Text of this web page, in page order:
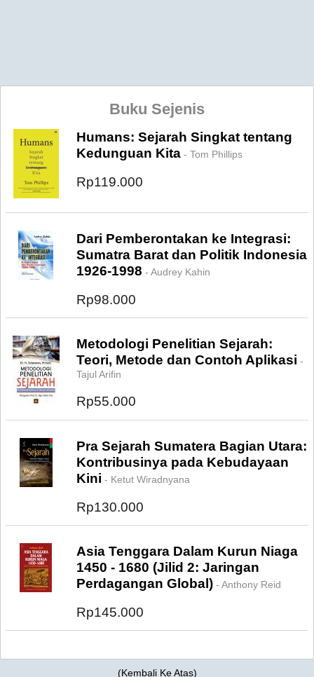
Buku Sejenis
Humans: Sejarah Singkat tentang
Kedunguan Kita - Tom Phillips
Rp119.000
Dari Pemberontakan ke Integrasi:
Sumatra Barat dan Politik Indonesia
1926-1998 - Audrey Kahin
Rp98.000
Metodologi Penelitian Sejarah:
Teori, Metode dan Contoh Aplikasi -
Tajul Arifin
Rp55.000
Pra Sejarah Sumatera Bagian Utara:
Kontribusinya pada Kebudayaan
Kini - Ketut Wiradnyana
Rp130.000
Asia Tenggara Dalam Kurun Niaga
1450 - 1680 (Jilid 2: Jaringan
Perdagangan Global) - Anthony Reid
Rp145.000
(Kembali Ke Atas)